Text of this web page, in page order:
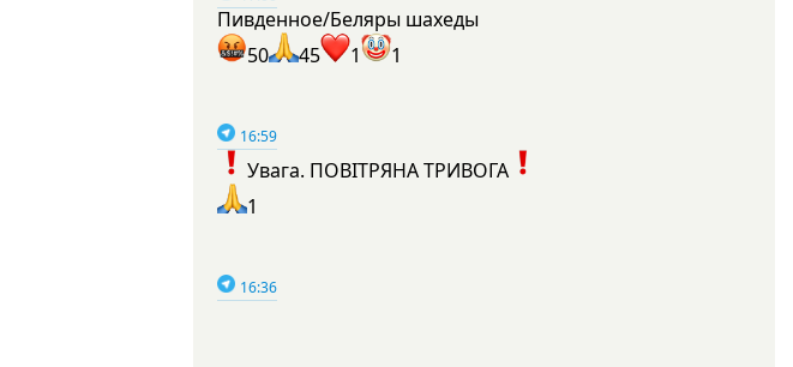
Пивденное/Беляры шахеды
50
45 1 1
16:59
Увага. ПОВІТРЯНА ТРИВОГА
1
16:36